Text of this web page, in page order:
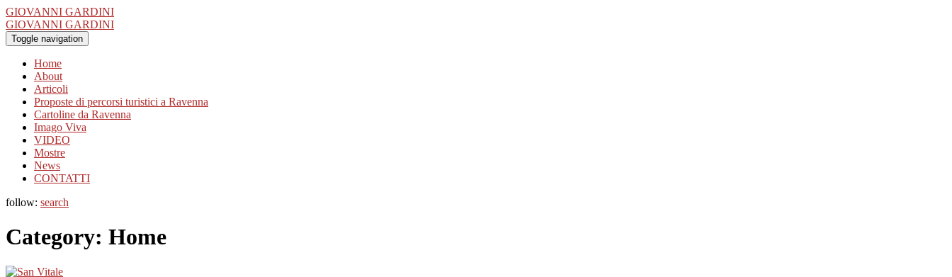
GIOVANNI GARDINI
GIOVANNI GARDINI
Toggle navigation
Home
About
Articoli
Proposte di percorsi turistici a Ravenna
Cartoline da Ravenna
Imago Viva
VIDEO
Mostre
News
CONTATTI
follow: search
Category: Home